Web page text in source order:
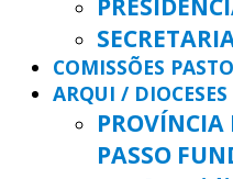
COMISSÕES
ARQUI / DIOCESES
PROVÍNCIA
PASSO